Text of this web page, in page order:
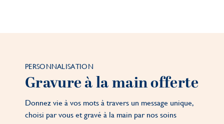
PERSONNALISATION
Gravure à la main offerte
Donnez vie à vos mots à travers un message unique,
choisi par vous et gravé à la main par nos soins